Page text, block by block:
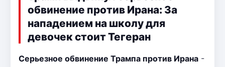
обвинение против Ирана: За
нападением на школу для
девочек стоит Тегеран
Серьезное обвинение Трампа против Ирана -